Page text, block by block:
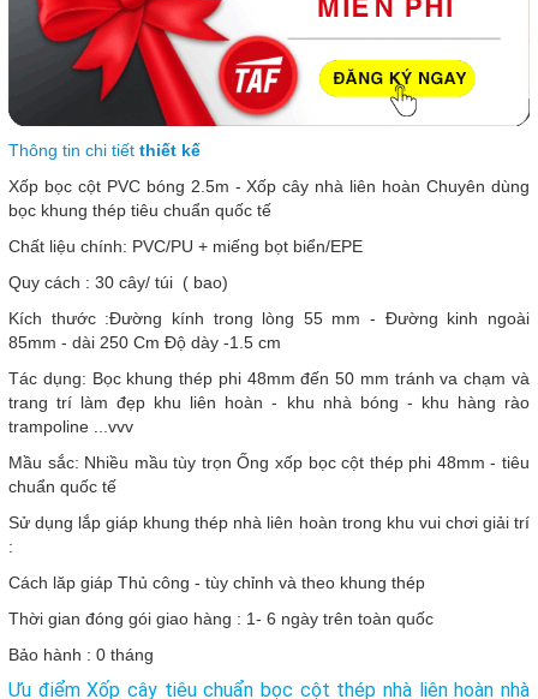
Thông tin chi tiết thiết kế
Xốp bọc cột PVC bóng 2.5m - Xốp cây nhà liên hoàn Chuyên dùng
bọc khung thép tiêu chuẩn quốc tế
Chất liệu chính: PVC/PU + miếng bọt biển/EPE
Quy cách : 30 cây/ túi ( bao)
Kích thước :Đường kính trong lòng 55 mm - Đường kinh ngoài
85mm - dài 250 Cm Độ dày -1.5 cm
Tác dụng: Bọc khung thép phi 48mm đến 50 mm tránh va chạm và
trang trí làm đẹp khu liên hoàn - khu nhà bóng - khu hàng rào
trampoline ...vvv
Mầu sắc: Nhiều mầu tùy trọn Ống xốp bọc cột thép phi 48mm - tiêu
chuẩn quốc tế
Sử dụng lắp giáp khung thép nhà liên hoàn trong khu vui chơi giải trí
:
Cách lăp giáp Thủ công - tùy chỉnh và theo khung thép
Thời gian đóng gói giao hàng : 1- 6 ngày trên toàn quốc
Bảo hành : 0 tháng
Ưu điểm Xốp cây tiêu chuẩn bọc cột thép nhà liên hoàn nhà